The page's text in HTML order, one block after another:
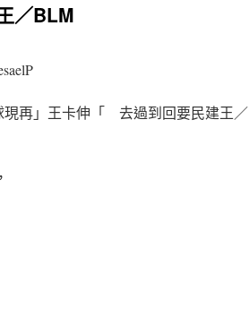
／BLM
現再」王卡伸「 去過到回要民建王／